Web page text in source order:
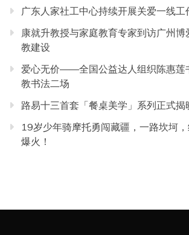
广东人家社工中心持续开展关爱一线工
康就升教授与家庭教育专家到访广州博
教建设
爱心无价——全国公益达人组织陈惠莲
教书法二场
路易十三首套「餐桌美学」系列正式揭
19岁少年骑摩托勇闯藏疆，一路坎坷
爆火！